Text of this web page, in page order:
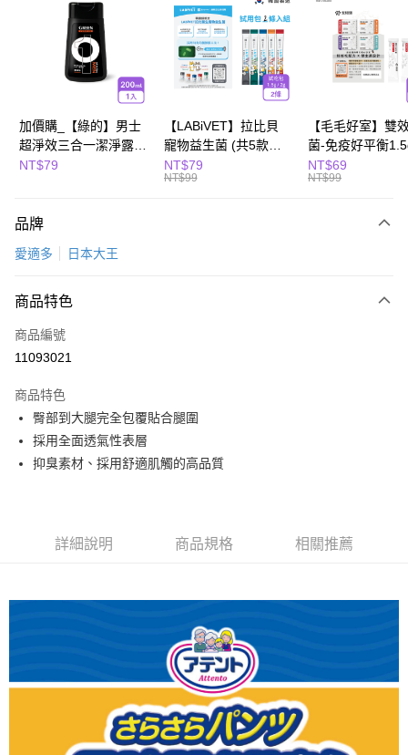
Apple Pay
全盈+PAY
Hami Point
相關說明
運送方式
宅配
加價購_【綠的】男士
超淨效三合一潔淨露
200ml(濃郁麝香)
NT$79
【LABiVET】拉比貝
寵物益生菌 (共5款可
選) 1.5gx2包/盒、
2gx2包/盒
NT$79
NT$99
【毛毛好室】雙
菌-免疫好平衡
包/組
NT$69
NT$99
品牌
愛適多 日本大王
商品特色
商品編號
11093021
商品特色
臀部到大腿完全包覆貼合腿圍
採用全面透氣性表層
抑臭素材、採用舒適肌觸的高品質
詳細說明 商品規格 相關推薦